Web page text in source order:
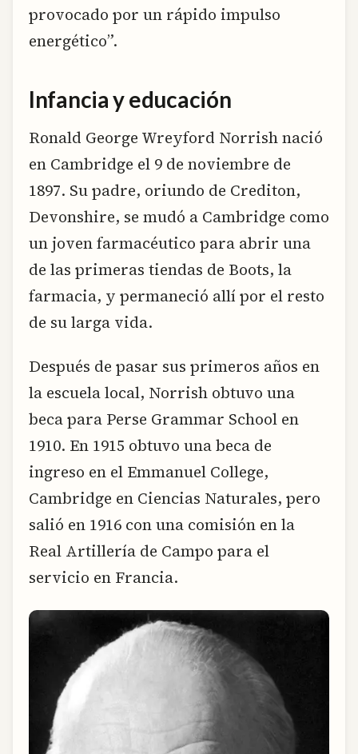
provocado por un rápido impulso
energético”.
Infancia y educación
Ronald George Wreyford Norrish nació
en Cambridge el 9 de noviembre de
1897. Su padre, oriundo de Crediton,
Devonshire, se mudó a Cambridge como
un joven farmacéutico para abrir una
de las primeras tiendas de Boots, la
farmacia, y permaneció allí por el resto
de su larga vida.
Después de pasar sus primeros años en
la escuela local, Norrish obtuvo una
beca para Perse Grammar School en
1910. En 1915 obtuvo una beca de
ingreso en el Emmanuel College,
Cambridge en Ciencias Naturales, pero
salió en 1916 con una comisión en la
Real Artillería de Campo para el
servicio en Francia.